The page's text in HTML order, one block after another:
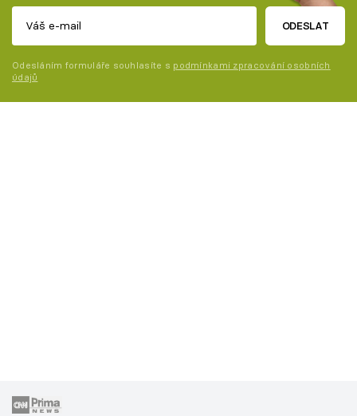
ODESLAT
Odesláním formuláře souhlasíte s podmínkami zpracování osobních
údajů